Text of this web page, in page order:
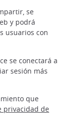
se
y podrá
usuarios con
se conectará a
sesión más
que
privacidad de